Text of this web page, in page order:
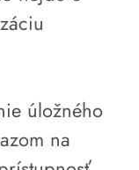
úložného
na